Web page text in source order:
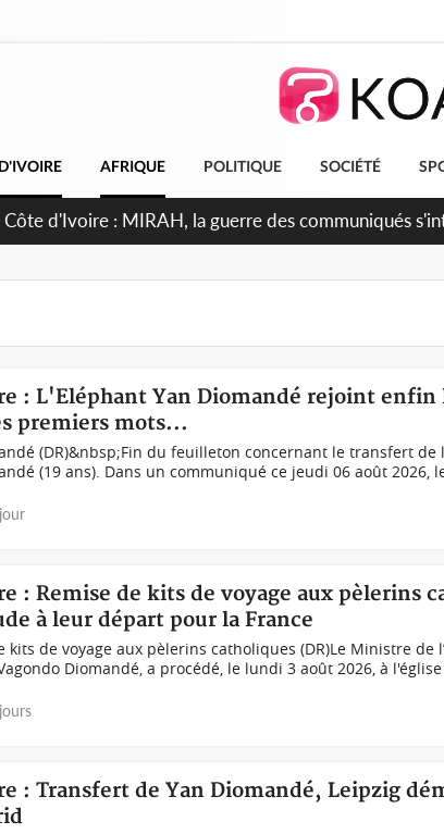
AFRIQUE POLITIQUE SOCIÉTÉ
Côte d'Ivoire : Indépendance 2026, Thiam plaide
: L'Eléphant Yan Diomandé rejoint enfin
premiers mots...
(DR)&nbsp;Fin du feuilleton concernant le transfert de
(19 ans). Dans un communiqué ce jeudi 06 août 2026,
: Remise de kits de voyage aux pèlerins
à leur départ pour la France
kits de voyage aux pèlerins catholiques (DR)Le Ministre de
Diomandé, a procédé, le lundi 3 août 2026, à l'église
: Transfert de Yan Diomandé, Leipzig